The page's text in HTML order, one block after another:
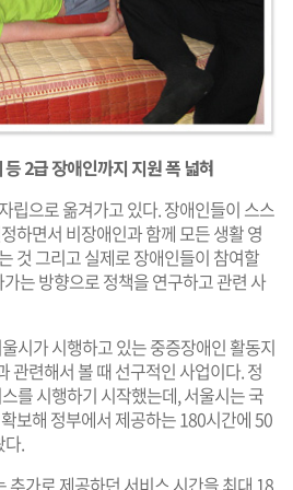
2급 장애인까지 지원 폭 넓혀
립으로 옮겨가고 있다. 장애인들이 스스
하면서 비장애인과 함께 모든 생활 영
것 그리고 실제로 장애인들이 참여할
는 방향으로 정책을 연구하고 관련 사
시가 시행하고 있는 중증장애인 활동지
관련해서 볼 때 선구적인 사업이다. 정
를 시행하기 시작했는데, 서울시는 국
보해 정부에서 제공하는 180시간에 50
다.
추가로 제공하던 서비스 시간을 최대 18